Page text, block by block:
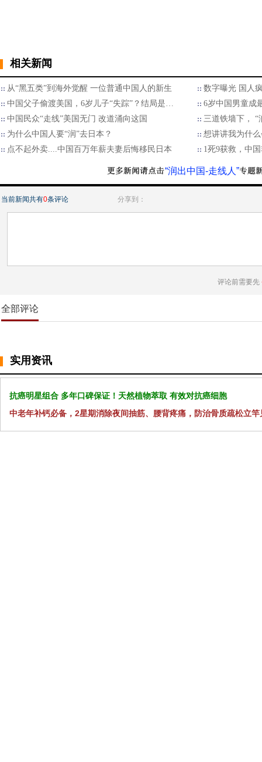
相关新闻
从“黑五类”到海外觉醒 一位普通中国人的新生
数字曝光 国人
中国父子偷渡美国，6岁儿子“失踪”？结局是…
6岁中国男童成
中国民众“走线”美国无门 改道涌向这国
三道铁墙下， “
为什么中国人要“润”去日本？
想讲讲我为什
点不起外卖....中国百万年薪夫妻后悔移民日本
1死9获救，中
“润出中国-走线人”
当前新闻共有0条评论 分享到：
评论前需要先
全部评论
实用资讯
抗癌明星组合 多年口碑保证！天然植物萃取 有效对抗癌细胞
中老年补钙必备，2星期消除夜间抽筋、腰背疼痛，防治骨质疏松立竿